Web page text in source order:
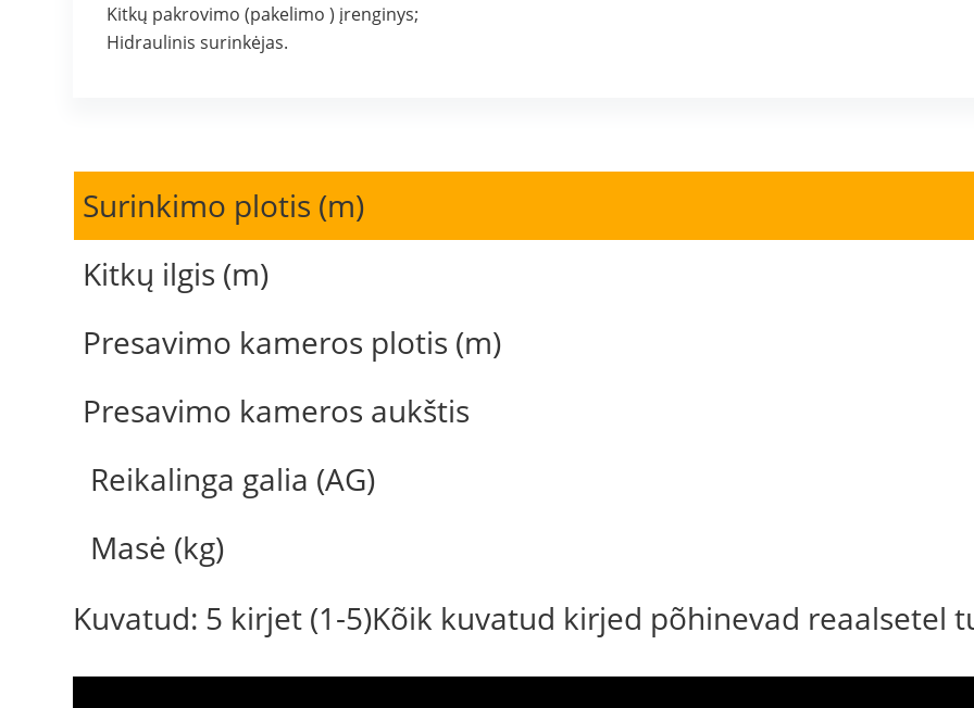
Kitkų pakrovimo (pakelimo ) įrenginys;
Hidraulinis surinkėjas.
Surinkimo plotis (m)
Kitkų ilgis (m)
Presavimo kameros plotis (m)
Presavimo kameros aukštis
Reikalinga galia (AG)
Masė (kg)
Kuvatud: 5 kirjet (1-5)Kõik kuvatud kirjed põhinevad reaalsetel